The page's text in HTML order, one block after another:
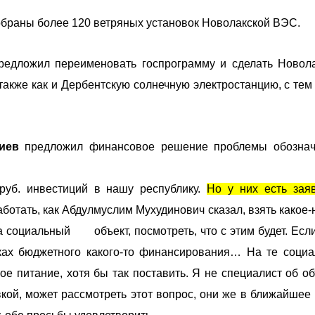
более 120 ветряных установок Новолакской ВЭС.
переименовать госпрограмму и сделать
как и Дербентскую солнечную электростанцию, с
предложил финансовое решение проблемы
инвестиций в нашу республику. Но у них есть
как Абдулмуслим Мухудинович сказал, взять какое-
социальный объект, посмотреть, что с этим будет.
бюджетного какого-то финансирования… На те
питание, хотя бы так поставить. Я не специалист об
может рассмотреть этот вопрос, они же в